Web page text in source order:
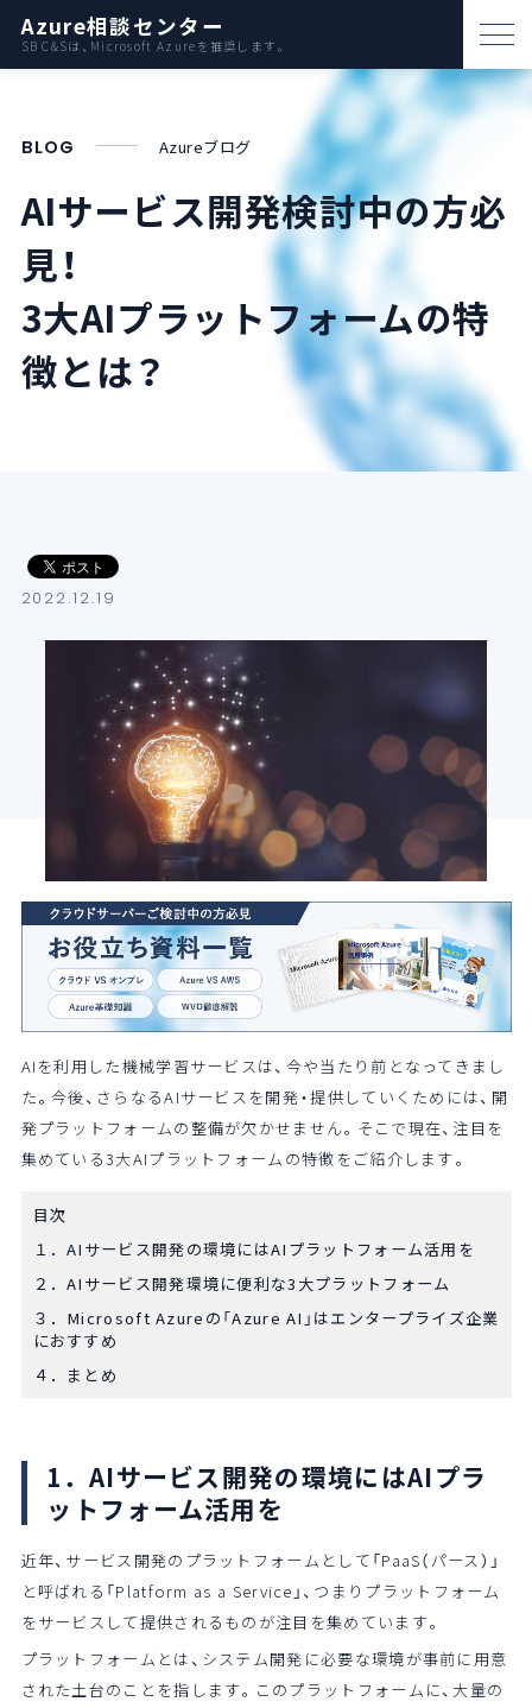
Azure相談センター
SB C&Sは、Microsoft Azureを推奨します。
パートナー支援
資料ダウンロード
お問い合わせ
Azureとは
AWS比較
ブログ
イベント・セミナー
よくある質問
SB C&Sの強み
BLOG Azureブログ
AIサービス開発検討中の方必
見！
3大AIプラットフォームの特
徴とは？
2022.12.19
AIを利用した機械学習サービスは、今や当たり前となってきまし
た。今後、さらなるAIサービスを開発・提供していくためには、開
発プラットフォームの整備が欠かせません。そこで現在、注目を
集めている3大AIプラットフォームの特徴をご紹介します。
目次
１．AIサービス開発の環境にはAIプラットフォーム活用を
２．AIサービス開発環境に便利な3大プラットフォーム
３．Microsoft Azureの「Azure AI」はエンタープライズ企業
におすすめ
４．まとめ
1．AIサービス開発の環境にはAIプラ
ットフォーム活用を
近年、サービス開発のプラットフォームとして「PaaS（パース）」
と呼ばれる「Platform as a Service」、つまりプラットフォーム
をサービスして提供されるものが注目を集めています。
プラットフォームとは、システム開発に必要な環境が事前に用意
された土台のことを指します。このプラットフォームに、大量の